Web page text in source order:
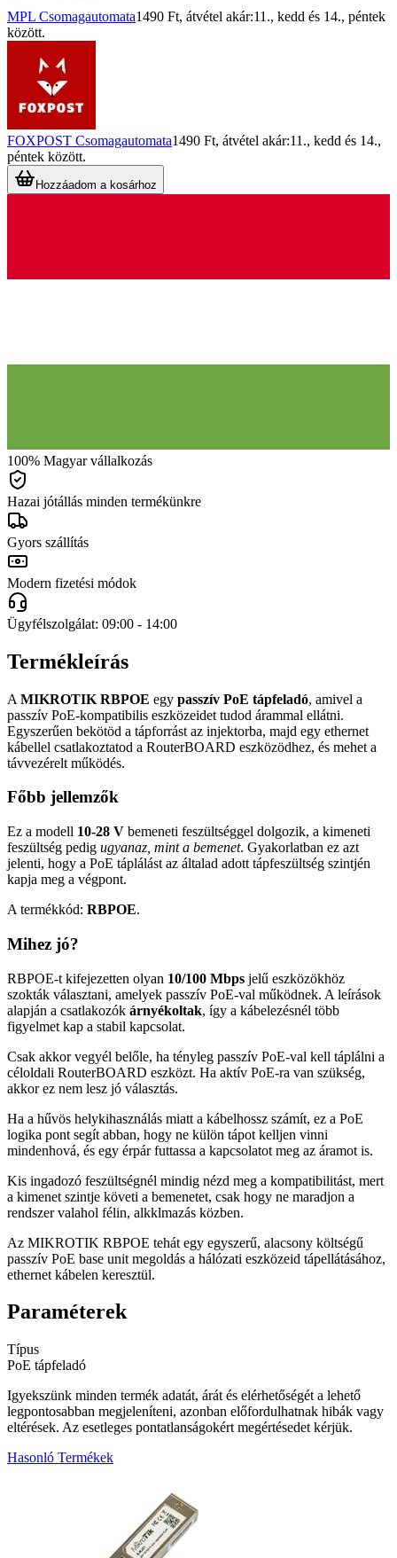
MPL Csomagautomata1490 Ft, átvétel akár:11., kedd és 14., péntek
között.
FOXPOST Csomagautomata1490 Ft, átvétel akár:11., kedd és 14.,
péntek között.
Hozzáadom a kosárhoz
100% Magyar vállalkozás
Hazai jótállás minden termékünkre
Gyors szállítás
Modern fizetési módok
Ügyfélszolgálat: 09:00 - 14:00
Termékleírás
A MIKROTIK RBPOE egy passzív PoE tápfeladó, amivel a
passzív PoE-kompatibilis eszközeidet tudod árammal ellátni.
Egyszerűen bekötöd a tápforrást az injektorba, majd egy ethernet
kábellel csatlakoztatod a RouterBOARD eszközödhez, és mehet a
távvezérelt működés.
Főbb jellemzők
Ez a modell 10-28 V bemeneti feszültséggel dolgozik, a kimeneti
feszültség pedig ugyanaz, mint a bemenet. Gyakorlatban ez azt
jelenti, hogy a PoE táplálást az általad adott tápfeszültség szintjén
kapja meg a végpont.
A termékkód: RBPOE.
Mihez jó?
RBPOE-t kifejezetten olyan 10/100 Mbps jelű eszközökhöz
szokták választani, amelyek passzív PoE-val működnek. A leírások
alapján a csatlakozók árnyékoltak, így a kábelezésnél több
figyelmet kap a stabil kapcsolat.
Csak akkor vegyél belőle, ha tényleg passzív PoE-val kell táplálni a
céloldali RouterBOARD eszközt. Ha aktív PoE-ra van szükség,
akkor ez nem lesz jó választás.
Ha a hűvös helykihasználás miatt a kábelhossz számít, ez a PoE
logika pont segít abban, hogy ne külön tápot kelljen vinni
mindenhová, és egy érpár futtassa a kapcsolatot meg az áramot is.
Kis ingadozó feszültségnél mindig nézd meg a kompatibilitást, mert
a kimenet szintje követi a bemenetet, csak hogy ne maradjon a
rendszer valahol félin, alkklmazás közben.
Az MIKROTIK RBPOE tehát egy egyszerű, alacsony költségű
passzív PoE base unit megoldás a hálózati eszközeid tápellátásához,
ethernet kábelen keresztül.
Paraméterek
Típus
PoE tápfeladó
Igyekszünk minden termék adatát, árát és elérhetőségét a lehető
legpontosabban megjeleníteni, azonban előfordulhatnak hibák vagy
eltérések. Az esetleges pontatlanságokért megértésedet kérjük.
Hasonló Termékek